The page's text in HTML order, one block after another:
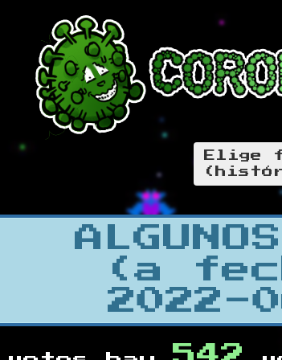
Elige
(a
2022-